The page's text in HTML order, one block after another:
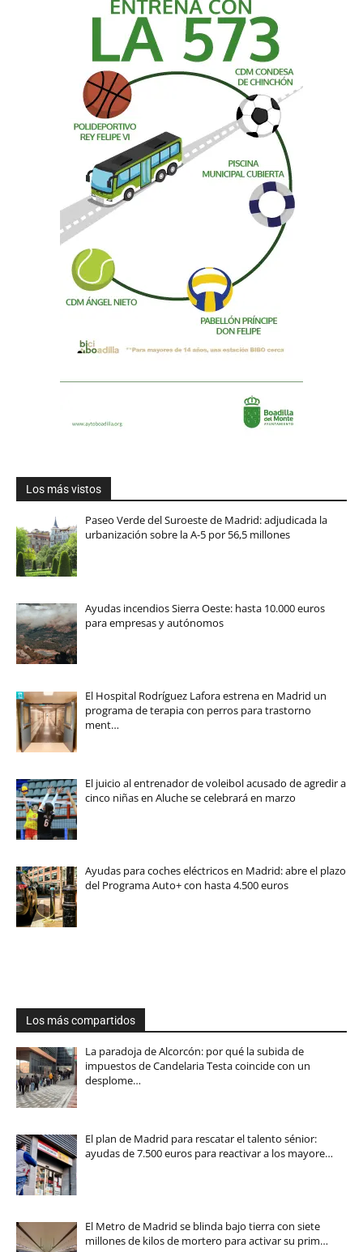
Los más vistos
Paseo Verde del Suroeste de Madrid: adjudicada la
urbanización sobre la A-5 por 56,5 millones
Ayudas incendios Sierra Oeste: hasta 10.000 euros
para empresas y autónomos
El Hospital Rodríguez Lafora estrena en Madrid un
programa de terapia con perros para trastorno
ment…
El juicio al entrenador de voleibol acusado de agredir a
cinco niñas en Aluche se celebrará en marzo
Ayudas para coches eléctricos en Madrid: abre el plazo
del Programa Auto+ con hasta 4.500 euros
Los más compartidos
La paradoja de Alcorcón: por qué la subida de
impuestos de Candelaria Testa coincide con un
desplome…
El plan de Madrid para rescatar el talento sénior:
ayudas de 7.500 euros para reactivar a los mayore…
El Metro de Madrid se blinda bajo tierra con siete
millones de kilos de mortero para activar su prim…